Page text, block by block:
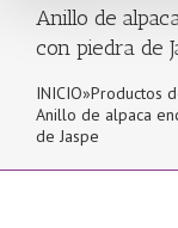
Anillo de
con piedra de
INICIO»Productos
Anillo de alpaca
de Jaspe